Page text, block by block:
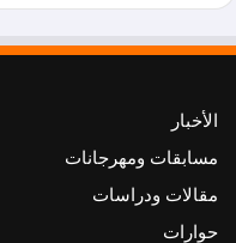
الأخبار
مسابقات ومهرجانات
مقالات ودراسات
حوارات